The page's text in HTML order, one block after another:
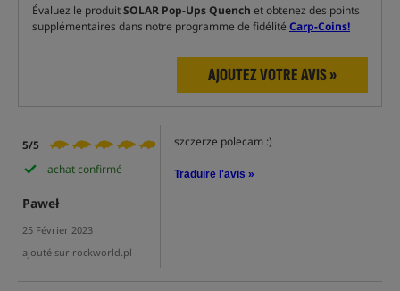
Évaluez le produitSOLAR Pop-Ups Quench et obtenez des points
supplémentaires dans notre programme de fidélité Carp-Coins!
AJOUTEZ VOTRE AVIS »
5/5
achat confirmé
Paweł
25 Février 2023
ajouté sur rockworld.pl
szczerze polecam :)
Traduire l'avis »